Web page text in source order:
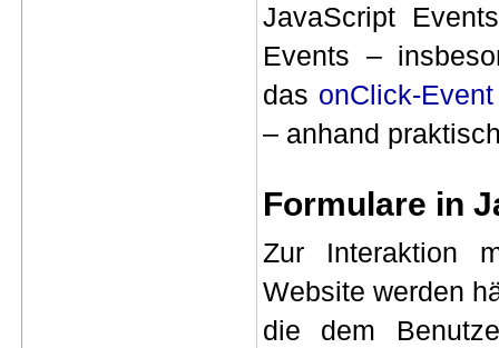
JavaScript
Events –
das onClick-Event
– anhand
Formulare in
Zur Interaktion
Website werden
die dem